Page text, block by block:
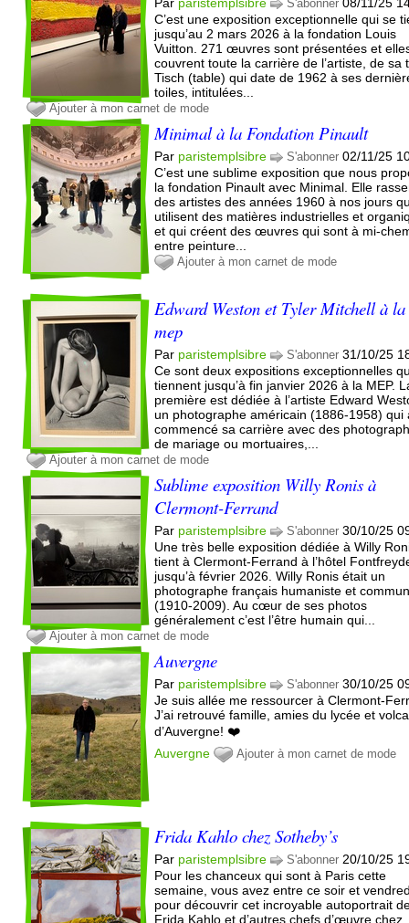
S'abonner
C’est une exposition exceptionnelle qui se
jusqu’au 2 mars 2026 à la fondation Louis
Vuitton. 271 œuvres sont présentées et
couvrent toute la carrière de l’artiste, de sa
Tisch (table) qui date de 1962 à ses
toiles, intitulées...
Ajouter à mon carnet de mode
Minimal à la Fondation Pinault
Par paristemplsibre S'abonner 02/11/25
C’est une sublime exposition que nous
la fondation Pinault avec Minimal. Elle
des artistes des années 1960 à nos jours
utilisent des matières industrielles et
et qui créent des œuvres qui sont à mi-
entre peinture...
Ajouter à mon carnet de mode
Edward Weston et Tyler Mitchell à la
mep
Par paristemplsibre S'abonner 31/10/25
Ce sont deux expositions exceptionnelles
tiennent jusqu’à fin janvier 2026 à la MEP.
première est dédiée à l’artiste Edward
un photographe américain (1886-1958) qui
commencé sa carrière avec des
de mariage ou mortuaires,...
Ajouter à mon carnet de mode
Sublime exposition Willy Ronis à
Clermont-Ferrand
Par paristemplsibre S'abonner 30/10/25
Une très belle exposition dédiée à Willy
tient à Clermont-Ferrand à l’hôtel
jusqu’à février 2026. Willy Ronis était un
photographe français humaniste et
(1910-2009). Au cœur de ses photos
généralement c’est l’être humain qui...
Ajouter à mon carnet de mode
Auvergne
Par paristemplsibre S'abonner 30/10/25
Je suis allée me ressourcer à Clermont-
J’ai retrouvé famille, amies du lycée et
d’Auvergne! ❤️
Auvergne
Ajouter à mon carnet de mode
Frida Kahlo chez Sotheby’s
Par paristemplsibre S'abonner 20/10/25
Pour les chanceux qui sont à Paris cette
semaine, vous avez entre ce soir et
pour découvrir cet incroyable autoportrait
Frida Kahlo et d’autres chefs d’œuvre chez